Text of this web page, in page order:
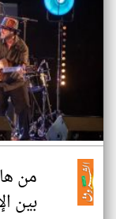
من
بين